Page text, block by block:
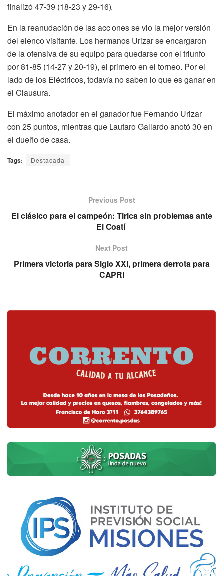
finalizó 47-39 (18-23 y 29-16).
En la reanudación de las acciones se vio la mejor versión
del elenco visitante. Los hermanos Urizar se encargaron
de la ofensiva de su equipo para quedarse con el triunfo
por 81-85 (14-27 y 20-19), el primero en el torneo. Por el
lado de los Eléctricos, todavía no saben lo que es ganar en
el Clausura.
El máximo anotador en el ganador fue Fernando Urizar
con 25 puntos, mientras que Lautaro Gallardo anotó 30 en
el dueño de casa.
Tags: Destacada
Previous Post
El clásico para el campeón: Tirica sin problemas ante
El Coatí
Next Post
Primera victoria para Siglo XXI, primera derrota para
CAPRI